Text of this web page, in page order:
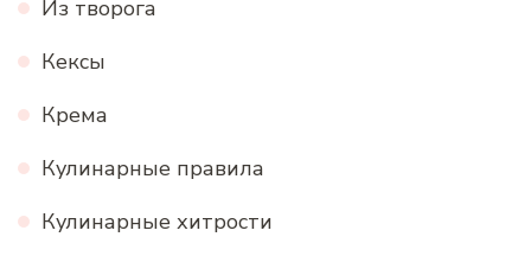
Из творога
Кексы
Крема
Кулинарные правила
Кулинарные хитрости